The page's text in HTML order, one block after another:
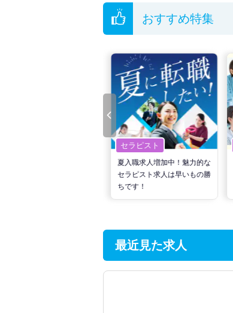
おすすめ特集
セラピスト
夏入職求人増加中！魅力的な
セラピスト求人は早いもの勝
ちです！
最近見た求人